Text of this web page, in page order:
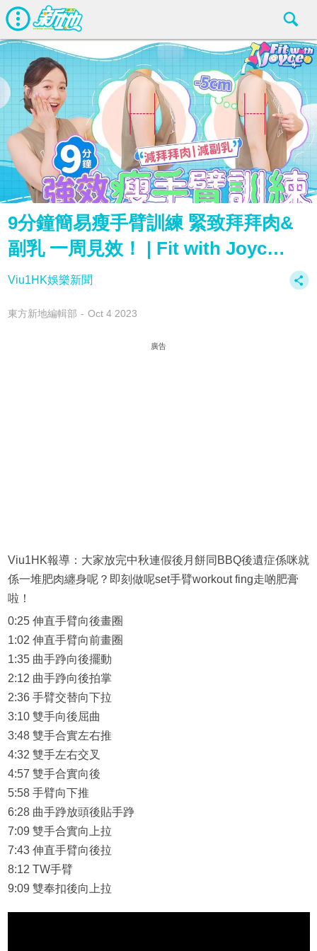
9分鐘簡易瘦手臂訓練 緊致拜拜肉&
副乳 一周見效！ | Fit with Joyc…
Viu1HK娛樂新聞
東方新地編輯部 Oct 4 2023
廣告
Viu1HK報導：大家放完中秋連假後月餅同BBQ後遺症係咪就
係一堆肥肉纏身呢？即刻做呢set手臂workout fing走啲肥膏
啦！
0:25 伸直手臂向後畫圈
1:02 伸直手臂向前畫圈
1:35 曲手踭向後擺動
2:12 曲手踭向後拍掌
2:36 手臂交替向下拉
3:10 雙手向後屈曲
3:48 雙手合實左右推
4:32 雙手左右交叉
4:57 雙手合實向後
5:58 手臂向下推
6:28 曲手踭放頭後貼手踭
7:09 雙手合實向上拉
7:43 伸直手臂向後拉
8:12 TW手臂
9:09 雙奉扣後向上拉